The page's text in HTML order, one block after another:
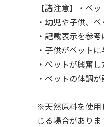
【諸注意】・ペ
・幼児や子供、
・記載表示を参
・子供がペット
・ペットが興奮
・ペットの体調
※天然原料を使用
じる場合があり